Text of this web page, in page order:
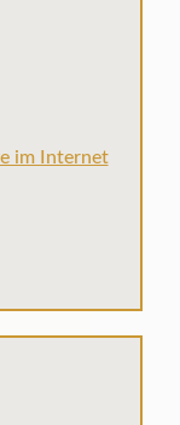
im Internet